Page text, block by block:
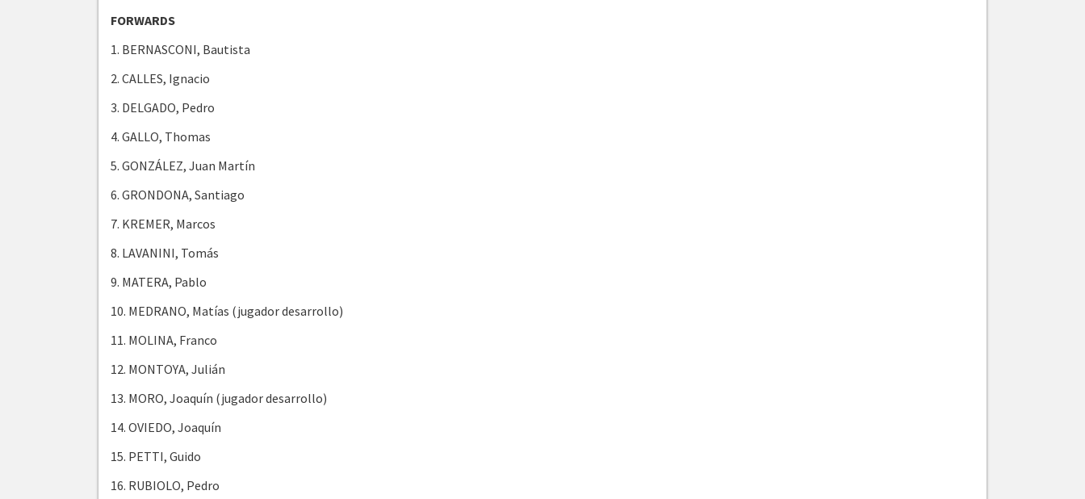
FORWARDS
1. BERNASCONI, Bautista
2. CALLES, Ignacio
3. DELGADO, Pedro
4. GALLO, Thomas
5. GONZÁLEZ, Juan Martín
6. GRONDONA, Santiago
7. KREMER, Marcos
8. LAVANINI, Tomás
9. MATERA, Pablo
10. MEDRANO, Matías (jugador desarrollo)
11. MOLINA, Franco
12. MONTOYA, Julián
13. MORO, Joaquín (jugador desarrollo)
14. OVIEDO, Joaquín
15. PETTI, Guido
16. RUBIOLO, Pedro